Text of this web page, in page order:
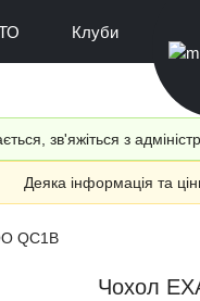
Клуби
зв'яжіться з
Деяка інформація та
QС1B
Чохол